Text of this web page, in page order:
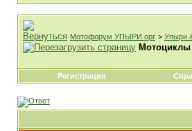
Мотофорум УПЫРИ.орг > Упыри
Мотоциклы
Регистрация